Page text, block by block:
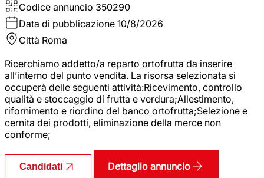
Codice annuncio 350290
Data di pubblicazione 10/8/2026
Città Roma
Ricerchiamo addetto/a reparto ortofrutta da inserire
all’interno del punto vendita. La risorsa selezionata si
occuperà delle seguenti attività:Ricevimento, controllo
qualità e stoccaggio di frutta e verdura;Allestimento,
rifornimento e riordino del banco ortofrutta;Selezione e
cernita dei prodotti, eliminazione della merce non
conforme;
Candidati Dettaglio annuncio